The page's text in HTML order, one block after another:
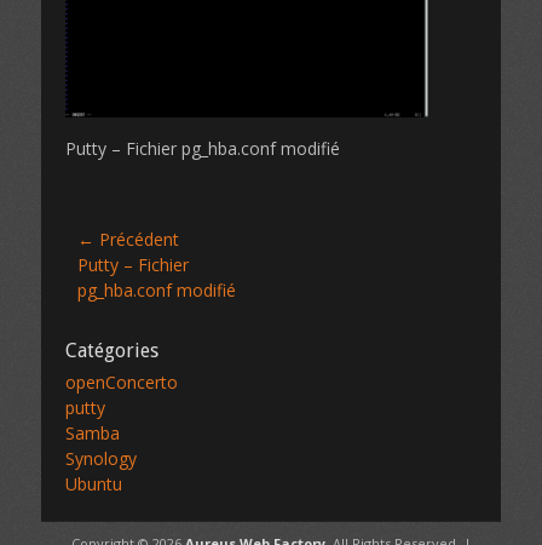
n
Putty – Fichier pg_hba.conf modifié
Navigation
l’article
← Précédent
Article
précédent :
Putty – Fichier
pg_hba.conf modifié
Catégories
openConcerto
putty
Samba
Synology
Ubuntu